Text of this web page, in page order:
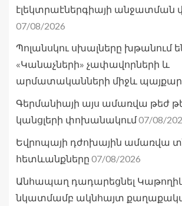
էլեկտրաէներգիայի անջատման
07/08/2026
Պոլանսկու սխալները խթանում
«Կանաչների» չափավորների և
արմատականների միջև
Գերմանիայի այս ամառվա թեժ
կանցլերի փոխանակում07/08/
Եվրոպայի դժոխային ամառվա
հետևանքները 07/08/2026
Անհապաղ դադարեցնել
նկատմամբ ակնհայտ